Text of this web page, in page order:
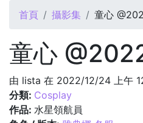
您在這裡
首頁 攝影集 童心
童心
由 lista 在 2022/12/24 上午
分類: Cosplay
作品: 水星領航員